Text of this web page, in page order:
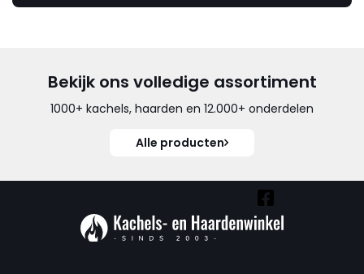
Bekijk ons volledige assortiment
1000+ kachels, haarden en 12.000+ onderdelen
Alle producten